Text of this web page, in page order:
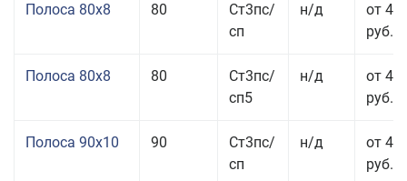
Полоса 80x8 80
Ст3пс/
сп
н/д
от 41
руб.
Полоса 80x8 80
Ст3пс/
сп5
н/д
от 41
руб.
Полоса 90x10 90
Ст3пс/
сп
н/д
от 44
руб.